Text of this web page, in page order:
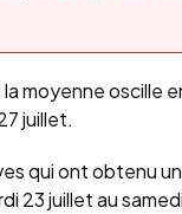
moyenne oscille
juillet.
qui ont obtenu
23 juillet au